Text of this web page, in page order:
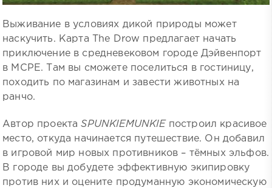
Выживание в условиях дикой природы может
наскучить. Карта The Drow предлагает начать
приключение в средневековом городе Дэйвенпорт
в MCPE. Там вы сможете поселиться в гостиницу,
походить по магазинам и завести животных на
ранчо.
Автор проектаSPUNKIEMUNKIE построил красивое
место, откуда начинается путешествие. Он добавил
в игровой мир новых противников – тёмных эльфов.
В городе вы добудете эффективную экипировку
против них и оцените продуманную экономическую